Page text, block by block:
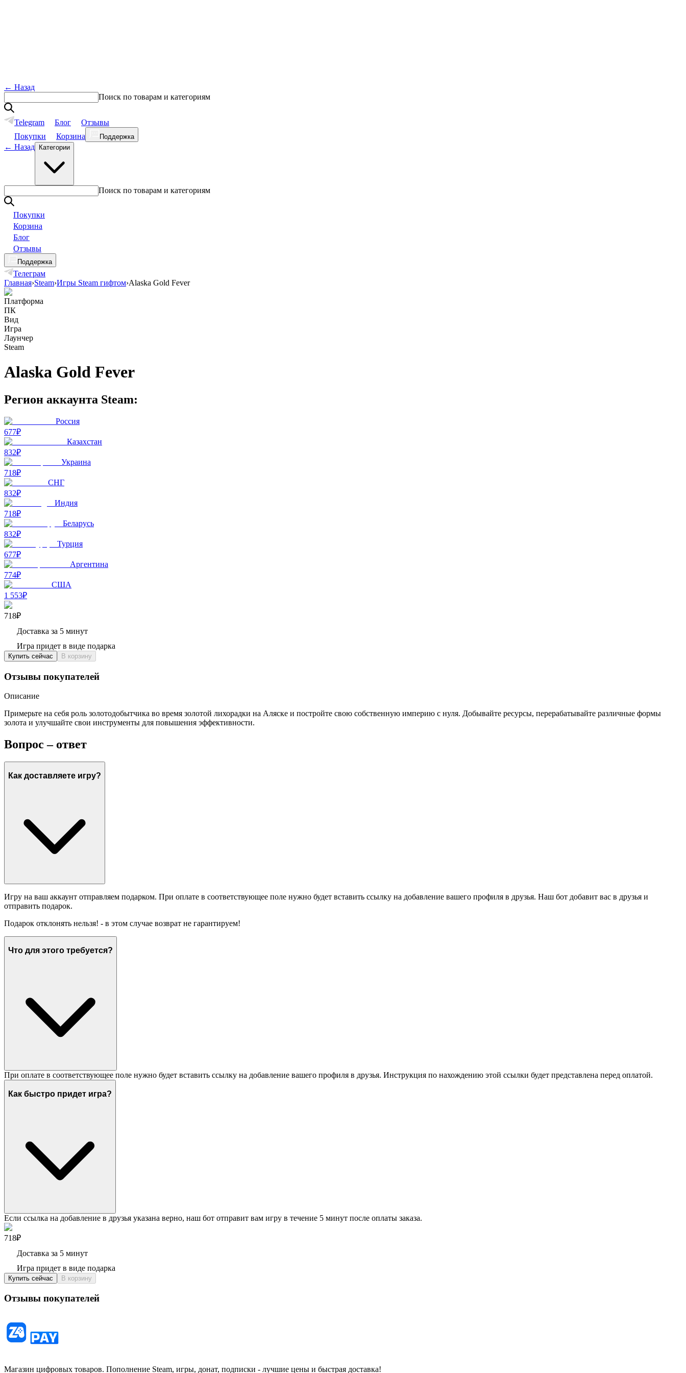
← Назад
Поиск по товарам и категориям
Telegram Блог
Отзывы
Покупки
Корзина Поддержка
← Назад Категории
Поиск по товарам и категориям
Покупки
Корзина
Блог
Отзывы
Поддержка
Телеграм
Главная›Steam›Игры Steam гифтом›Alaska Gold Fever
Платформа
ПК
Вид
Игра
Лаунчер
Steam
Alaska Gold Fever
Регион аккаунта Steam:
Россия
677₽
Казахстан
832₽
Украина
718₽
СНГ
832₽
Индия
718₽
Беларусь
832₽
Турция
677₽
Аргентина
774₽
США
1 553₽
718₽
Доставка за 5 минут
Игра придет в виде подарка
Купить сейчас В корзину
Отзывы покупателей
Описание
Примерьте на себя роль золотодобытчика во время золотой лихорадки на Аляске и постройте свою собственную империю с нуля. Добывайте ресурсы, перерабатывайте различные формы
золота и улучшайте свои инструменты для повышения эффективности.
Вопрос – ответ
Как доставляете игру?
Игру на ваш аккаунт отправляем подарком. При оплате в соответствующее поле нужно будет вставить ссылку на добавление вашего профиля в друзья. Наш бот добавит вас в друзья и
отправить подарок.
Подарок отклонять нельзя! - в этом случае возврат не гарантируем!
Что для этого требуется?
При оплате в соответствующее поле нужно будет вставить ссылку на добавление вашего профиля в друзья. Инструкция по нахождению этой ссылки будет представлена перед оплатой.
Как быстро придет игра?
Если ссылка на добавление в друзья указана верно, наш бот отправит вам игру в течение 5 минут после оплаты заказа.
718₽
Доставка за 5 минут
Игра придет в виде подарка
Купить сейчас В корзину
Отзывы покупателей
Магазин цифровых товаров. Пополнение Steam, игры, донат, подписки - лучшие цены и быстрая доставка!